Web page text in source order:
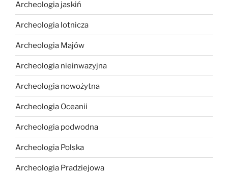
Archeologia jaskiń
Archeologia lotnicza
Archeologia Majów
Archeologia nieinwazyjna
Archeologia nowożytna
Archeologia Oceanii
Archeologia podwodna
Archeologia Polska
Archeologia Pradziejowa